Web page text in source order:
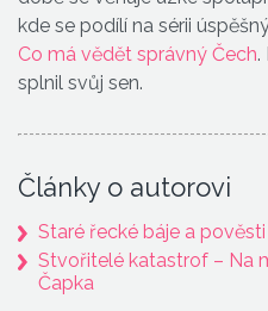
kde se podílí na sérii
Co má vědět správný Čech.
splnil svůj sen.
Články o autorovi
Staré řecké báje a
Stvořitelé katastrof – Na
Čapka